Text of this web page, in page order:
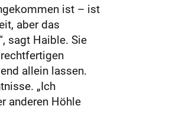
ist – ist
aber das
sagt Haible. Sie
allein lassen.
„Ich
anderen Höhle